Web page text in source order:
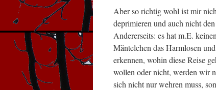
Aber so richtig wohl ist mir
deprimieren und auch nicht
Andererseits: es hat m.E.
Mäntelchen das Harmlosen
erkennen, wohin diese Reise
wollen oder nicht, werden wir
sich nicht nur wehren muss,